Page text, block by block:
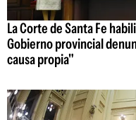
La Corte de Santa Fe
Gobierno provincial
causa propia"